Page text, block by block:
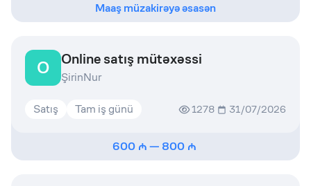
Maaş müzakirəyə əsasən
O Online satış mütəxəssi
ŞirinNur
Satış Tam iş günü 1278 31/07/2026
600 — 800